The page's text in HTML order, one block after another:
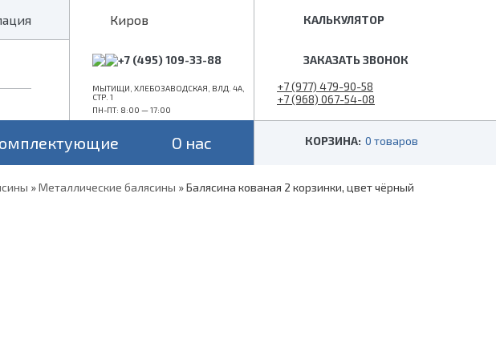
Киров КАЛЬКУЛЯТОР
+7 (495) 109-33-88
МЫТИЩИ, ХЛЕБОЗАВОДСКАЯ, ВЛД. 4А,
СТР. 1
ПН-ПТ: 8:00 — 17:00
ЗАКАЗАТЬ ЗВОНОК
+7 (977) 479-90-58
+7 (968) 067-54-08
info@superlestnica.com
средних проемов
больших проемов
О нас КОРЗИНА: 0 товаров
»Металлические балясины »Балясина кованая 2 корзинки, цвет чёрный